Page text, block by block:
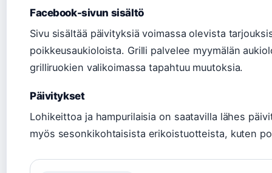
Facebook-sivun sisältö
Sivu sisältää päivityksiä voimassa olevista
poikkeusaukioloista. Grilli palvelee myymälän
grilliruokien valikoimassa tapahtuu muutoksia.
Päivitykset
Lohikeittoa ja hampurilaisia on saatavilla lähes
myös sesonkikohtaisista erikoistuotteista, kuten